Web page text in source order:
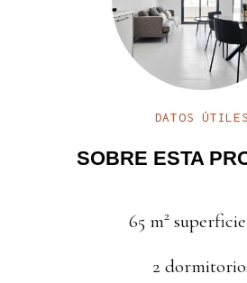
DATOS ÚTILES
SOBRE ESTA
65 m2
2